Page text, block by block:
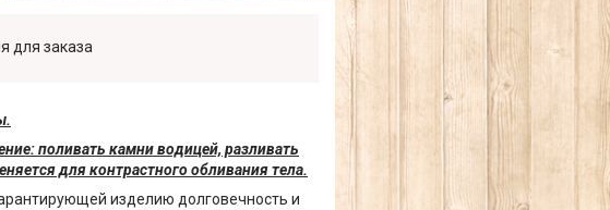
для заказа
поливать камни водицей, разливать
для контрастного обливания тела.
изделию долговечность и